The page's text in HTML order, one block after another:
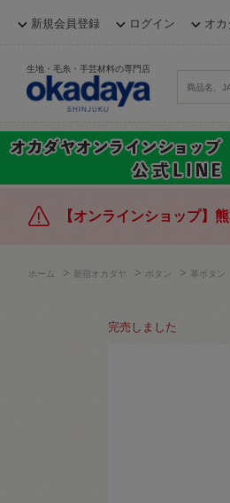
新規会員登録 ログイン オカ
生地・毛糸・手芸材料の専門店
【オンラインショップ】
ホーム > 新宿オカダヤ > ボタン > 革ボタン
完売しました